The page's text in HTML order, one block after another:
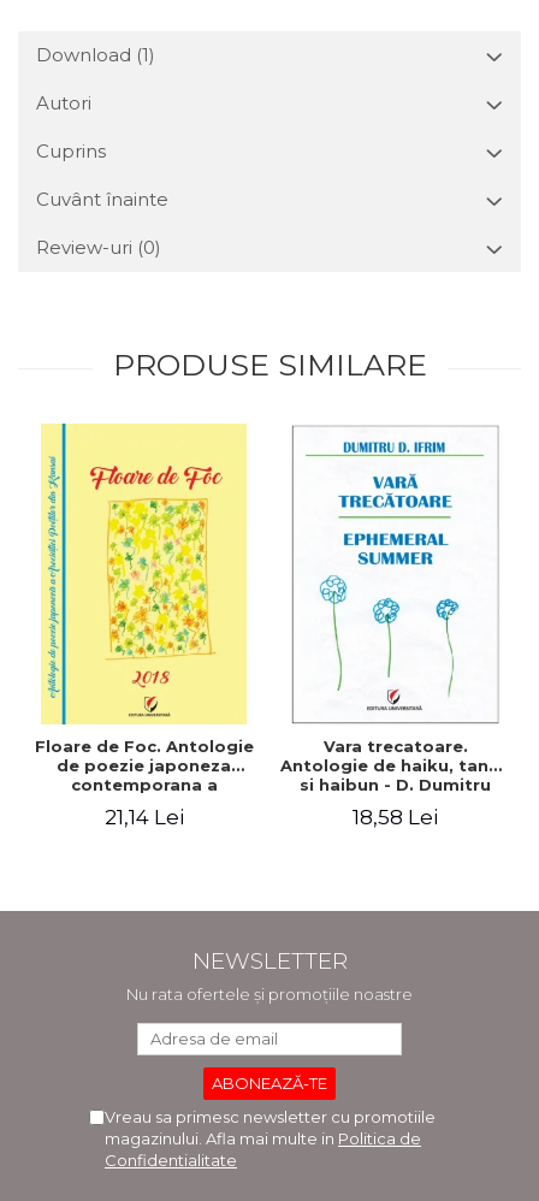
Download (1)
Autori
Cuprins
Cuvânt înainte
Review-uri (0)
PRODUSE SIMILARE
Floare de Foc. Antologie
de poezie japoneza
contemporana a
Kansai
21,14 Lei
Vara trecatoare.
Antologie de haiku, tanka
si haibun - D. Dumitru
18,58 Lei
NEWSLETTER
Nu rata ofertele și promoțiile noastre
Vreau sa primesc newsletter cu promotiile
magazinului. Afla mai multe in Politica de
Confidentialitate